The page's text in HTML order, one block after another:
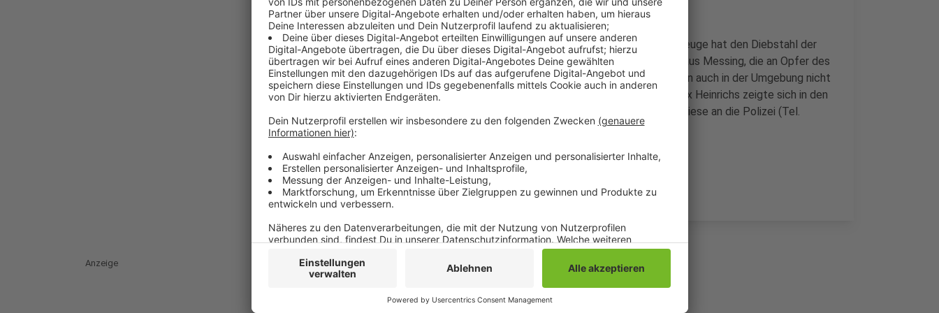
In Odenkirchen haben unbekannte Stolpersteine gestohlen. Ein Zeuge hat den Diebstahl der
Polizei gemeldet. An der Adresse gibt es fünf der Gedenktafeln aus Messing, die an Opfer des
Nazi-Regimes erinnern sollen. Zwei davon fehlen jetzt und konnten auch in der Umgebung nicht
aufgefunden werden. Der Staatsschutz ermittelt in dem Fall. Felix Heinrichs zeigte sich in den
sozialen Medien fassungslos zu der Tat. Wer Hinweise hat, kann diese an die Polizei (Tel.
02161 290) melden.
Anzeige
Anzeige